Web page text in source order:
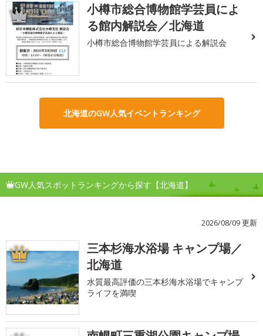
2
小樽市総合博物館学芸員によ
る館内解説会／北海道
小樽市総合博物館学芸員による解説会
北海道のGW人気イベントランキング
GW人気スポットランキングから探す【北海道】
2026/08/09 更新
1
三本杉海水浴場 キャンプ場／
北海道
水質最高評価の三本杉海水浴場でキャンプ
ライフを満喫